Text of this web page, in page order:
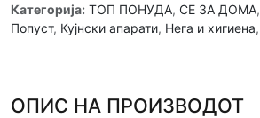
Категорија: ТОП ПОНУДА, СЕ ЗА ДОМА,
Попуст, Кујнски апарати, Нега и хигиена,
ОПИС НА ПРОИЗВОДОТ